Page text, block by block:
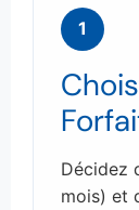
1
Décidez
mois) et